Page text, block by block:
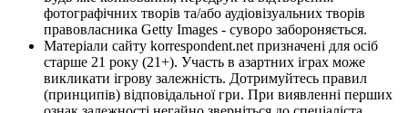
фотографічних творів та/або аудіовізуальних творів
правовласника Getty Images - суворо забороняється.
Матеріали сайту korrespondent.net призначені для осіб
старше 21 року (21+). Участь в азартних іграх може
викликати ігрову залежність. Дотримуйтесь правил
(принципів) відповідальної гри. При виявленні перших